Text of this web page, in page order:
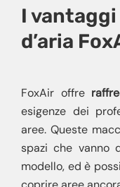
I
d’aria
FoxAir offre
esigenze dei
aree. Queste
spazi che vanno
modello, ed è